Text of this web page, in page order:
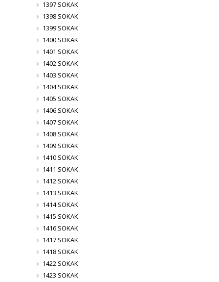
1397 SOKAK
1398 SOKAK
1399 SOKAK
1400 SOKAK
1401 SOKAK
1402 SOKAK
1403 SOKAK
1404 SOKAK
1405 SOKAK
1406 SOKAK
1407 SOKAK
1408 SOKAK
1409 SOKAK
1410 SOKAK
1411 SOKAK
1412 SOKAK
1413 SOKAK
1414 SOKAK
1415 SOKAK
1416 SOKAK
1417 SOKAK
1418 SOKAK
1422 SOKAK
1423 SOKAK